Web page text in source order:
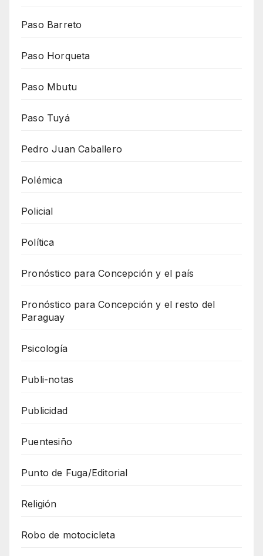
Paso Barreto
Paso Horqueta
Paso Mbutu
Paso Tuyá
Pedro Juan Caballero
Polémica
Policial
Política
Pronóstico para Concepción y el país
Pronóstico para Concepción y el resto del
Paraguay
Psicología
Publi-notas
Publicidad
Puentesiño
Punto de Fuga/Editorial
Religión
Robo de motocicleta